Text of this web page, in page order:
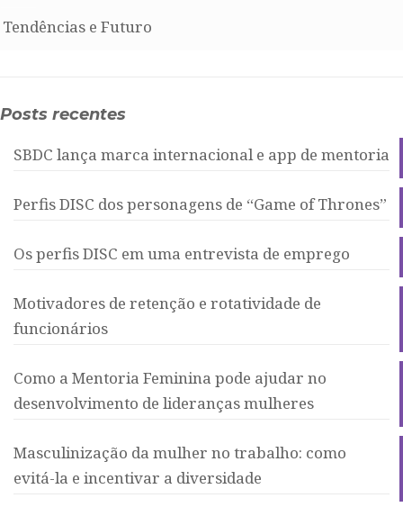
Tendências e Futuro
Posts recentes
SBDC lança marca internacional e app de mentoria
Perfis DISC dos personagens de “Game of Thrones”
Os perfis DISC em uma entrevista de emprego
Motivadores de retenção e rotatividade de
funcionários
Como a Mentoria Feminina pode ajudar no
desenvolvimento de lideranças mulheres
Masculinização da mulher no trabalho: como
evitá-la e incentivar a diversidade